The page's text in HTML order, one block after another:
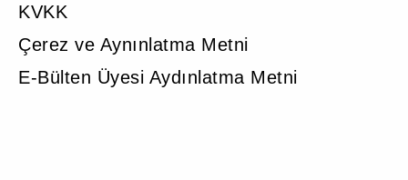
KVKK
Çerez ve Aynınlatma Metni
E-Bülten Üyesi Aydınlatma Metni